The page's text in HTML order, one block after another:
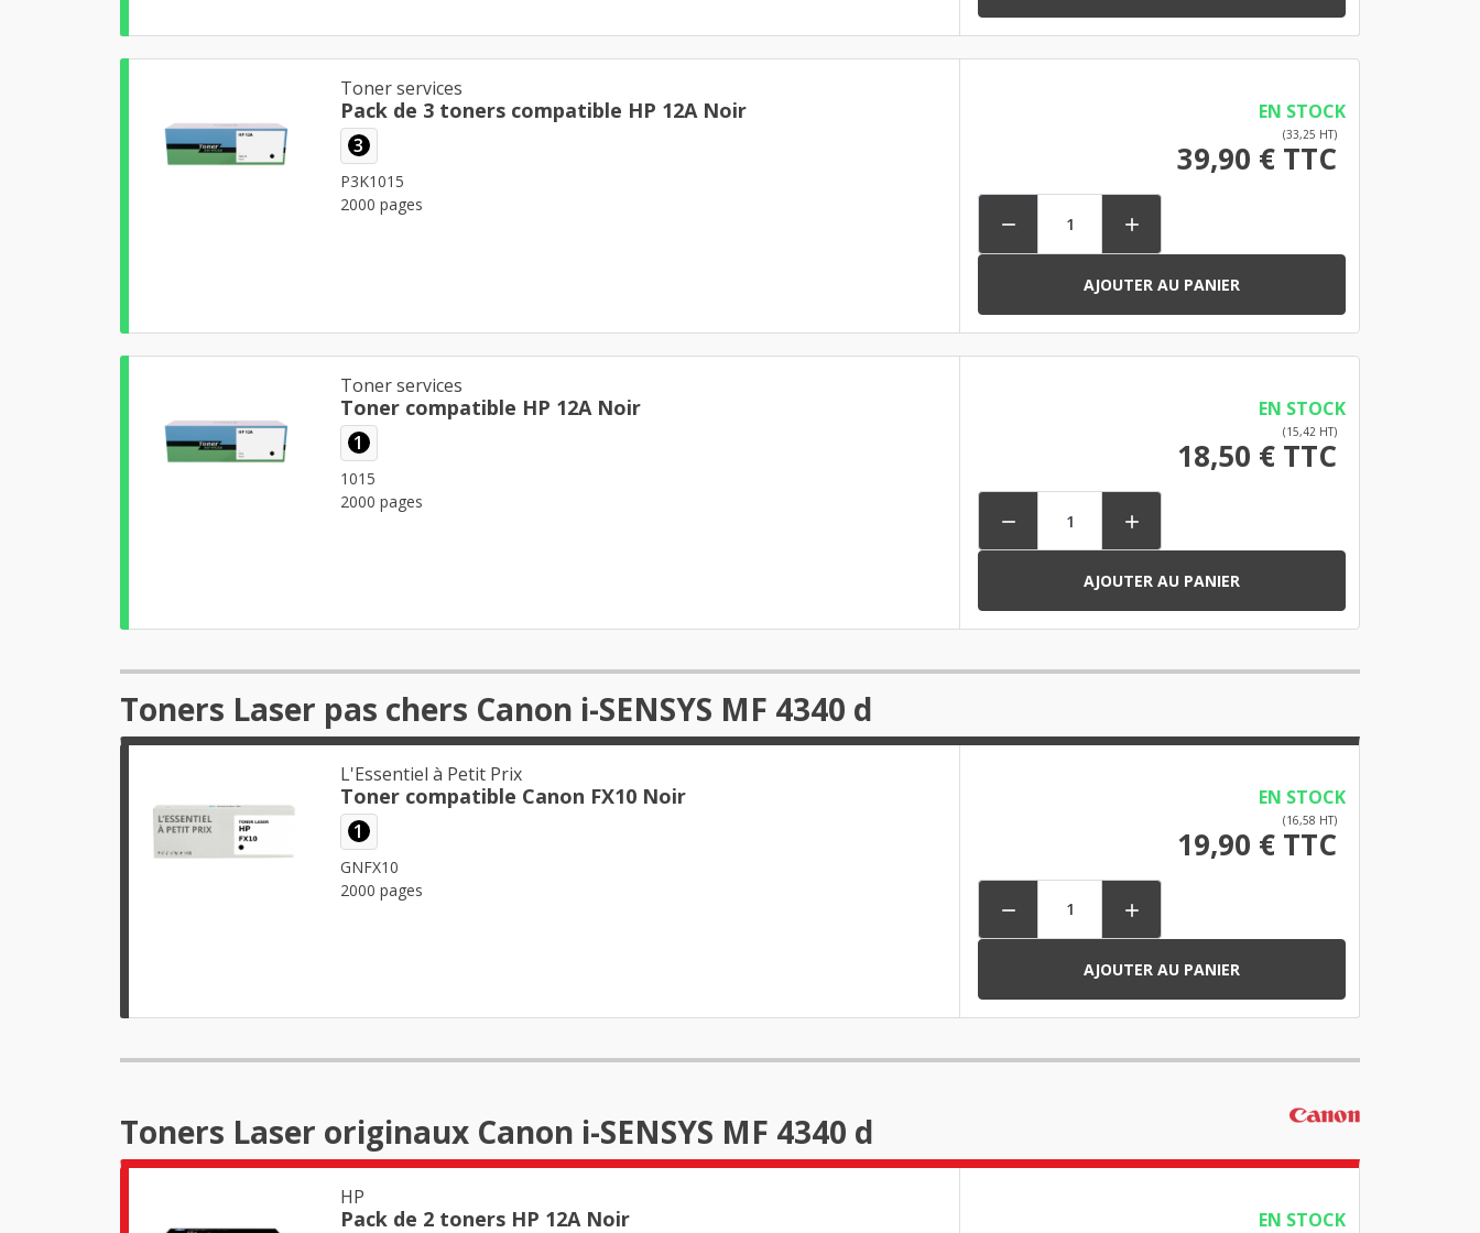
Toner services
Pack de 3 toners compatible HP 12A Noir
3
P3K1015
2000 pages
EN STOCK
(33,25 HT)
39,90 € TTC
 
AJOUTER AU PANIER
Toner services
Toner compatible HP 12A Noir
1
1015
2000 pages
EN STOCK
(15,42 HT)
18,50 € TTC
 
AJOUTER AU PANIER
Toners Laser pas chers Canon i-SENSYS MF 4340 d
L'Essentiel à Petit Prix
Toner compatible Canon FX10 Noir
1
GNFX10
2000 pages
EN STOCK
(16,58 HT)
19,90 € TTC
 
AJOUTER AU PANIER
Toners Laser originaux Canon i-SENSYS MF 4340 d
HP
Pack de 2 toners HP 12A Noir EN STOCK